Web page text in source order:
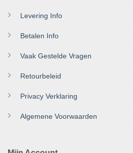
Levering Info
Betalen Info
Vaak Gestelde Vragen
Retourbeleid
Privacy Verklaring
Algemene Voorwaarden